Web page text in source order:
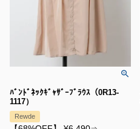
ﾊﾞﾝﾄﾞﾈｯｸｷﾞｬｻﾞｰﾌﾞﾗｳｽ（0R13-
1117）
Rewde